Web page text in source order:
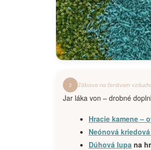
2 Zábava na čerstvom
Jar láka von – drobné
Hracie kamene –
Neónová
Dúhová lupa na